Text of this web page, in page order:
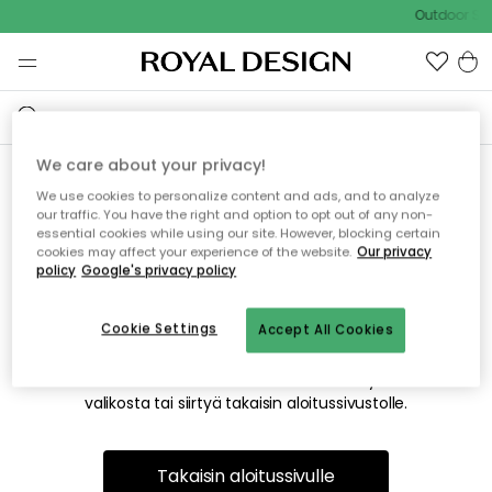
Outdoor
Emme valitettavasti löydä
etsimääsi sivua
Tämä voi johtua siitä, että sivua ei enää ole tai siitä, että se
on siirretty muualle. Pahoittelemme tästä mahdollisesti
valikosta tai siirtyä takaisin aloitussivustolle.
Takaisin aloitussivulle
We care about your privacy!
We use cookies to personalize content and ads, and to analyze
our traffic. You have the right and option to opt out of any non-
essential cookies while using our site. However, blocking certain
cookies may affect your experience of the website. Our privacy
policy Google's privacy policy
Accept All Cookies
Cookie Settings